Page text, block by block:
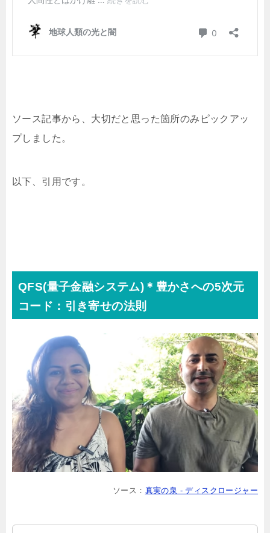
ソース記事から、大切だと思った箇所のみピックアッ
プしました。
以下、引用です。
QFS(量子金融システム)＊豊かさへの5次元
コード：引き寄せの法則
ソース： 真実の泉 - ディスクロージャー